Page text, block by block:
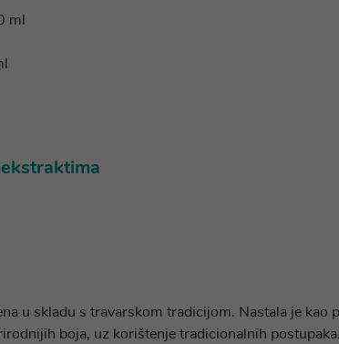
ml
u skladu s travarskom tradicijom. Nastala je
boja, uz korištenje tradicionalnih postupaka.